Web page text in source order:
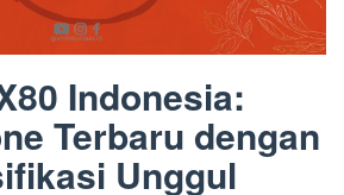
Indonesia:
Terbaru dengan
Unggul